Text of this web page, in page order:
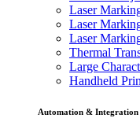
Laser
Laser
Laser
Thermal
Large
Handheld
Automation & Integration